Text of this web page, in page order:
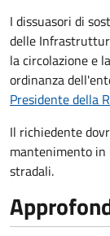
I dissuasori di
delle
la circolazione e
ordinanza
Presidente della
Il richiedente
mantenimento in
stradali.